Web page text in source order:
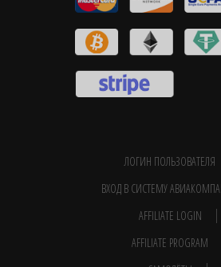
ЛОГИН ПОЛЬЗОВАТЕЛЯ
ВХОД В СИСТЕМУ
AFFILIATE LOGIN
AFFILIATE PROGRAM